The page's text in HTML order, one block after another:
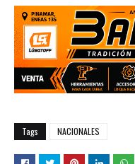
Tags NACIONALES